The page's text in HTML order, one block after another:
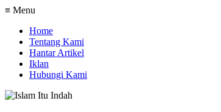
≡ Menu
Home
Tentang Kami
Hantar Artikel
Iklan
Hubungi Kami